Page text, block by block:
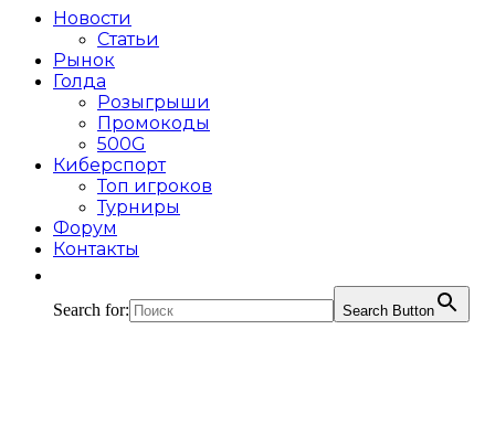
Новости
Статьи
Рынок
Голда
Розыгрыши
Промокоды
500G
Киберспорт
Топ игроков
Турниры
Форум
Контакты
Search for: Search Button